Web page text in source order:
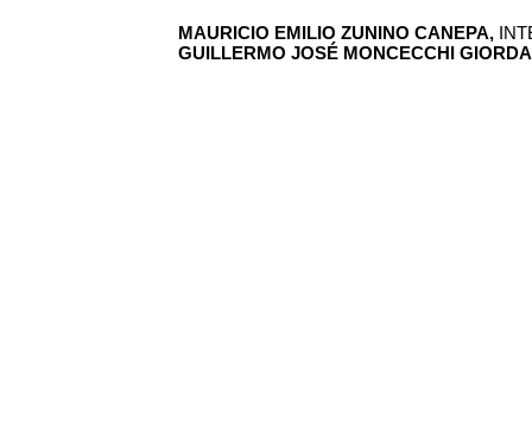
MAURICIO EMILIO ZUNINO CANEPA,
GUILLERMO JOSÉ MONCECCHI